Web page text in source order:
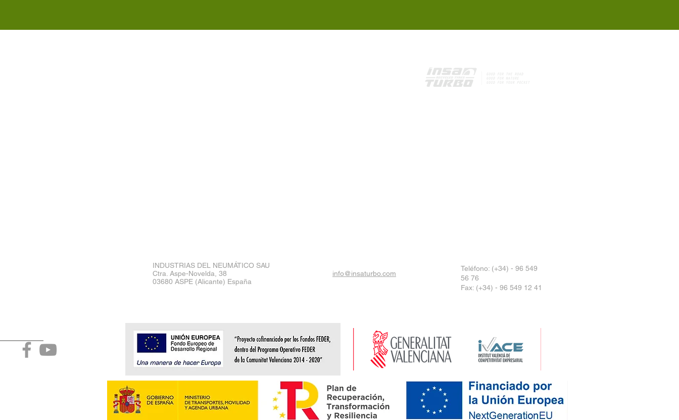
INDUSTRIAS DEL NEUMÁTICO SAU
Ctra. Aspe-Novelda, 38
03680 ASPE (Alicante) España
info@insaturbo.com
Teléfono: (+34) - 96 549
56 76
Fax: (+34) - 96 549 12 41